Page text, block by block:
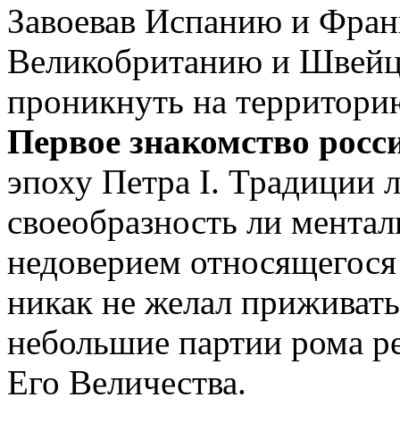
Завоевав Испанию и
Великобританию и
проникнуть на
Первое знакомство
эпоху Петра I. Традиции
своеобразность ли
недоверием
никак не желал
небольшие партии рома
Его Величества.